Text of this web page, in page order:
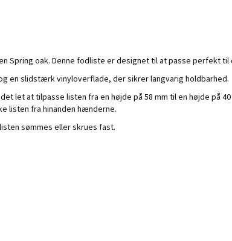
Spring oak. Denne fodliste er designet til at passe perfekt
en slidstærk vinyloverflade, der sikrer langvarig holdbarhed.
let at tilpasse listen fra en højde på 58 mm til en højde på
listen fra hinanden hænderne.
sømmes eller skrues fast.